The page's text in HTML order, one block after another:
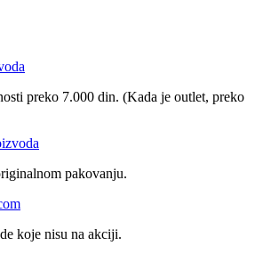
preko 7.000 din. (Kada je outlet, preko
pakovanju.
koje nisu na akciji.